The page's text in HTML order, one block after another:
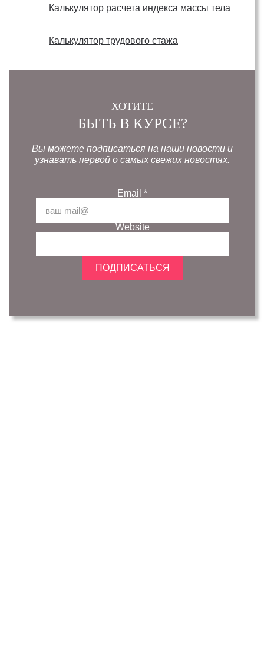
Калькулятор расчета индекса массы тела
Калькулятор трудового стажа
ХОТИТЕ
БЫТЬ В КУРСЕ?
Вы можете подписаться на наши новости и
узнавать первой о самых свежих новостях.
Email *
Website
ПОДПИСАТЬСЯ